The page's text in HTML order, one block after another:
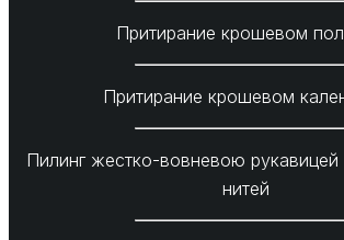
Притирание крошевом
Притирание крошевом
Пилинг жестко-вовневою рукавицей
нитей